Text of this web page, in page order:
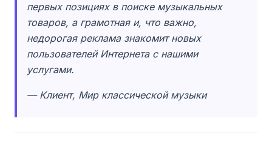
первых позициях в поиске музыкальных
товаров, а грамотная и, что важно,
недорогая реклама знакомит новых
пользователей Интернета с нашими
услугами.
— Клиент, Мир классической музыки